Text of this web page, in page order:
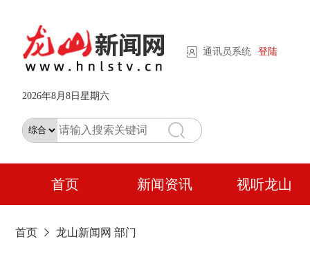
通讯员系统 登陆
2026年8月8日星期六
首页 新闻资讯 视听龙山
首页 龙山新闻网 部门